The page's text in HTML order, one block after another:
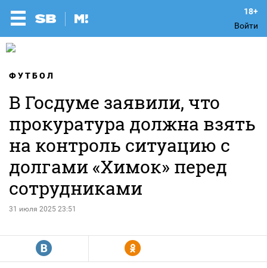
Войти
ФУТБОЛ
В Госдуме заявили, что
прокуратура должна взять
на контроль ситуацию с
долгами «Химок» перед
сотрудниками
31 июля 2025 23:51
R Y